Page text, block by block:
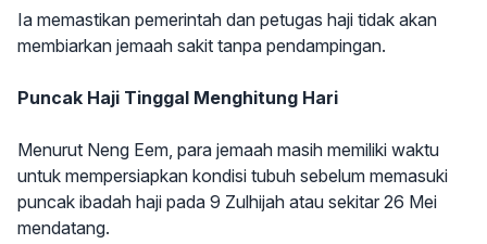
Ia memastikan pemerintah dan petugas haji tidak akan
membiarkan jemaah sakit tanpa pendampingan.
Puncak Haji Tinggal Menghitung Hari
Menurut Neng Eem, para jemaah masih memiliki waktu
untuk mempersiapkan kondisi tubuh sebelum memasuki
puncak ibadah haji pada 9 Zulhijah atau sekitar 26 Mei
mendatang.